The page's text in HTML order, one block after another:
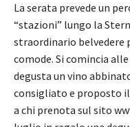
La serata prevede un
“stazioni” lungo la
straordinario belvedere
comode. Si comincia
degusta un vino
consigliato e proposto il
a chi prenota sul sito